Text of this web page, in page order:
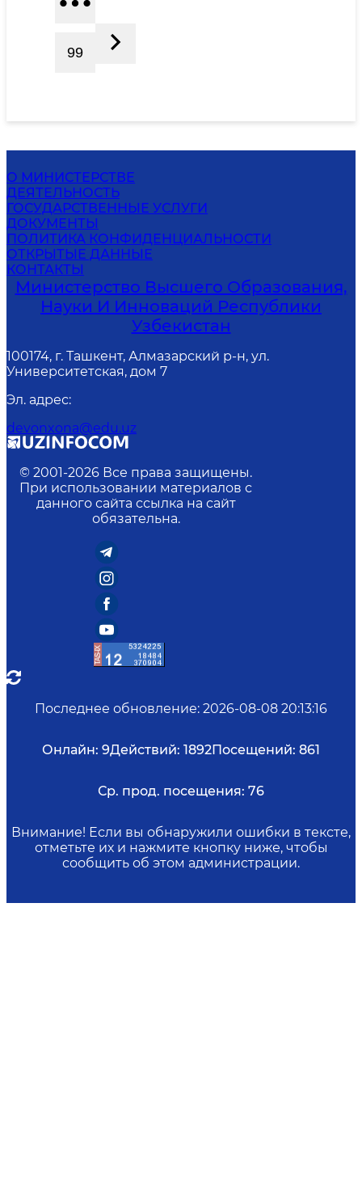
99
О МИНИСТЕРСТВЕ
ДЕЯТЕЛЬНОСТЬ
ГОСУДАРСТВЕННЫЕ УСЛУГИ
ДОКУМЕНТЫ
ПОЛИТИКА КОНФИДЕНЦИАЛЬНОСТИ
ОТКРЫТЫЕ ДАННЫЕ
КОНТАКТЫ
Министерство Высшего Образования,
Науки И Инноваций Республики
Узбекистан
100174, г. Ташкент, Алмазарский р-н, ул.
Университетская, дом 7
Эл. адрес:
devonxona@edu.uz
© 2001-2026 Все права защищены.
При использовании материалов с
данного сайта ссылка на сайт
обязательна.
Последнее обновление: 2026-08-08 20:13:16
Онлайн: 9Действий: 1892Посещений: 861
Ср. прод. посещения: 76
Внимание! Если вы обнаружили ошибки в тексте,
отметьте их и нажмите кнопку ниже, чтобы
сообщить об этом администрации.